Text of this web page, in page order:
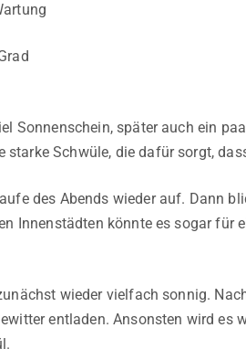
Sonnenschein, später auch ein
starke Schwüle, die dafür sorgt,
des Abends wieder auf. Dann
Innenstädten könnte es sogar für
wieder vielfach sonnig.
entladen. Ansonsten wird